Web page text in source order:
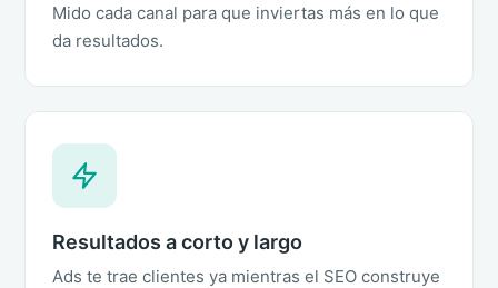
Mido cada canal para que inviertas más en lo que
da resultados.
Resultados a corto y largo
Ads te trae clientes ya mientras el SEO construye